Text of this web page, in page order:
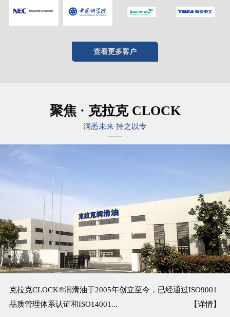
查看更多客户
聚焦 · 克拉克 CLOCK
洞悉未来 持之以专
克拉克CLOCK®润滑油于2005年创立至今，已经通过ISO9001
品质管理体系认证和ISO14001...
【详情】